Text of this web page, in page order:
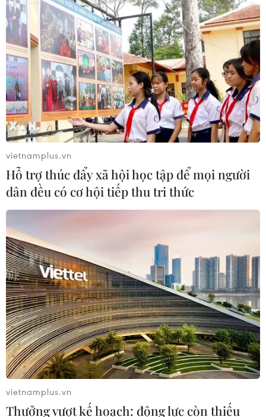
vietnamplus.vn
Hỗ trợ thúc đẩy xã hội học tập để mọi người
dân đều có cơ hội tiếp thu tri thức
vietnamplus.vn
Thưởng vượt kế hoạch: động lực còn thiếu